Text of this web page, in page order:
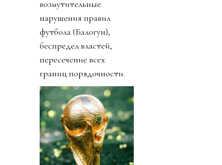
возмутительные
нарушения правил
футбола (Балогун),
беспредел властей,
пересечение всех
границ порядочности.